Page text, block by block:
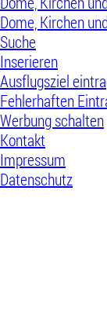
Dome, Kirchen
Suche
Inserieren
Ausflugsziel
Fehlerhaften
Werbung schalten
Kontakt
Impressum
Datenschutz